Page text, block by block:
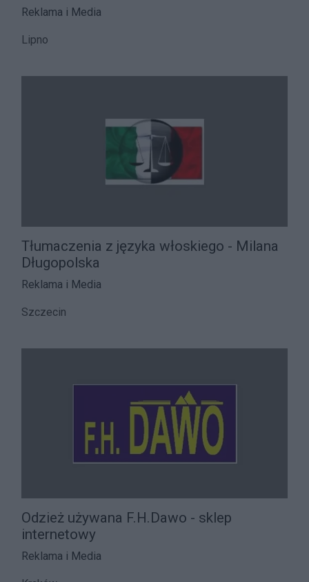
Reklama i Media
Lipno
Tłumaczenia z języka włoskiego - Milana
Długopolska
Reklama i Media
Szczecin
Odzież używana F.H.Dawo - sklep
internetowy
Reklama i Media